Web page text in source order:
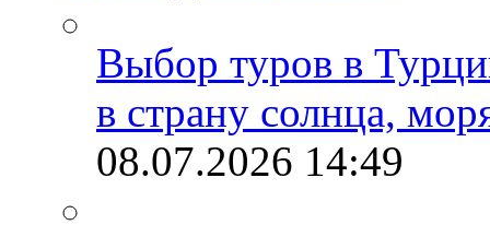
Выбор туров в
в страну солнца,
08.07.2026 14:49